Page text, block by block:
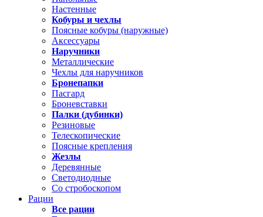
Настенные
Кобуры и чехлы
Поясные кобуры (наружные)
Аксессуары
Наручники
Металлические
Чехлы для наручников
Бронепапки
Пасгард
Броневставки
Палки (дубинки)
Резиновые
Телескопические
Поясные крепления
Жезлы
Деревянные
Светодиодные
Со стробоскопом
Рации
Все рации